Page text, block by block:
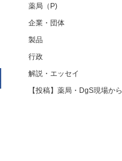
薬局（P)
企業・団体
製品
行政
解説・エッセイ
【投稿】薬局・DgS現場から